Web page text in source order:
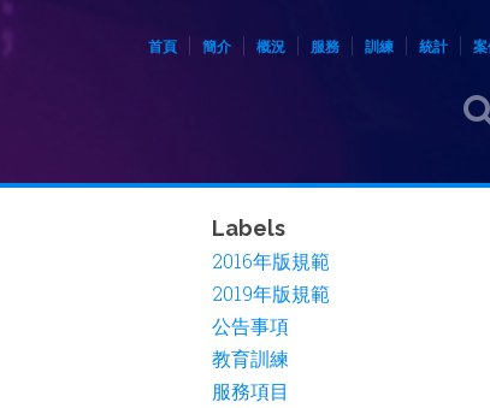
首頁 簡介 概況 服務 訓練 統計
Labels
2016年版規範
2019年版規範
公告事項
教育訓練
服務項目